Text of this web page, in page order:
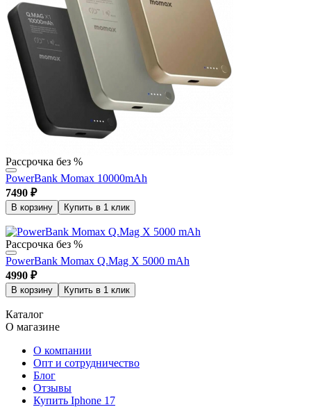
Рассрочка без %
PowerBank Momax 10000mAh
7490 ₽
В корзину Купить в 1 клик
Рассрочка без %
PowerBank Momax Q.Mag X 5000 mAh
4990 ₽
В корзину Купить в 1 клик
Каталог
О магазине
О компании
Опт и сотрудничество
Блог
Отзывы
Купить Iphone 17